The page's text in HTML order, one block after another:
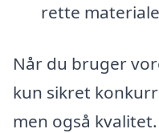
rette
Når du bruger
kun sikret
men også